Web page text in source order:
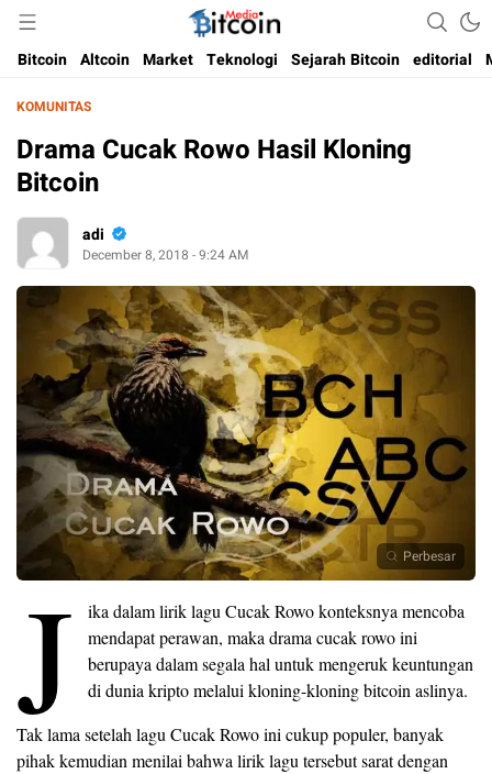
Bitcoin Media Indonesia
Media Bitcoin dan Cryptocurrency, dan Blockchain di Indonesia
Bitcoin Altcoin Market Teknologi Sejarah Bitcoin editorial
KOMUNITAS
Drama Cucak Rowo Hasil Kloning
Bitcoin
adi
December 8, 2018 - 9:24 AM
Perbesar
J
ika dalam lirik lagu Cucak Rowo konteksnya mencoba
mendapat perawan, maka drama cucak rowo ini
berupaya dalam segala hal untuk mengeruk keuntungan
di dunia kripto melalui kloning-kloning bitcoin aslinya.
Tak lama setelah lagu Cucak Rowo ini cukup populer, banyak
pihak kemudian menilai bahwa lirik lagu tersebut sarat dengan